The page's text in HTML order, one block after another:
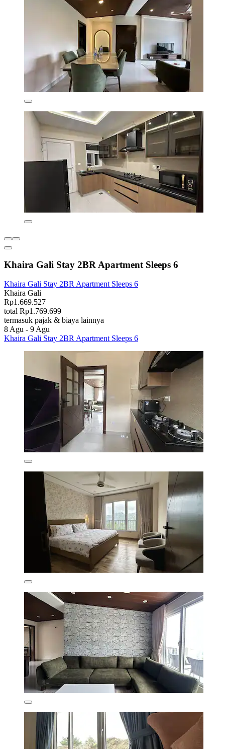
Khaira Gali Stay 2BR Apartment Sleeps 6
Khaira Gali Stay 2BR Apartment Sleeps 6
Khaira Gali
Rp1.669.527
total Rp1.769.699
termasuk pajak & biaya lainnya
8 Agu - 9 Agu
Khaira Gali Stay 2BR Apartment Sleeps 6